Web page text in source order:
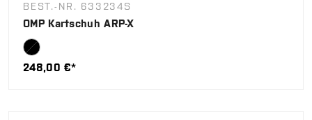
BEST.-NR. 633234S
OMP Kartschuh ARP-X
248,00 €*